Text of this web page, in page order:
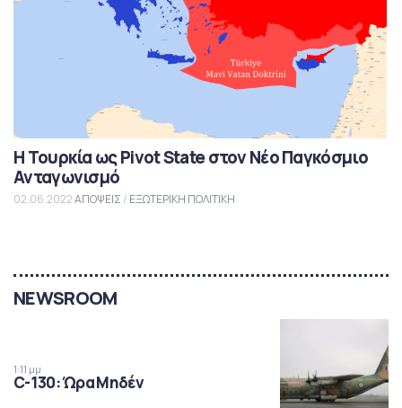
Η Τουρκία ως Pivot State στον Νέο Παγκόσμιο
Ανταγωνισμό
02.06.2022ΑΠΟΨΕΙΣ / ΕΞΩΤΕΡΙΚΗ ΠΟΛΙΤΙΚΗ
NEWSROOM
1:11 μμ
C-130: Ώρα Μηδέν